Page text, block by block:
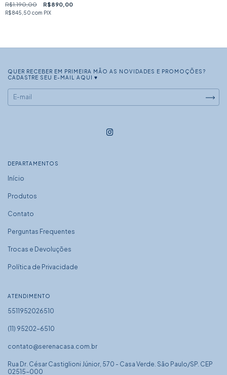
R$1.190,00 R$890,00
R$845,50 com PIX
QUER RECEBER EM PRIMEIRA MÃO AS NOVIDADES E PROMOÇÕES?
CADASTRE SEU E-MAIL AQUI ♥
DEPARTAMENTOS
Início
Produtos
Contato
Perguntas Frequentes
Trocas e Devoluções
Política de Privacidade
ATENDIMENTO
5511952026510
(11) 95202-6510
contato@serenacasa.com.br
Rua Dr. César Castiglioni Júnior, 570 - Casa Verde. São Paulo/SP. CEP
02515-000